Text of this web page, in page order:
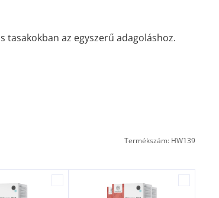
az egyszerű adagoláshoz.
Termékszám: HW139